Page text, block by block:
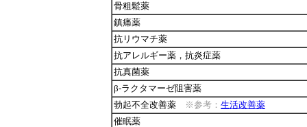
骨粗鬆薬
鎮痛薬
抗リウマチ薬
抗アレルギー薬，抗炎症薬
抗真菌薬
β-ラクタマーゼ阻害薬
勃起不全改善薬
※参考： 生活改善薬
催眠薬